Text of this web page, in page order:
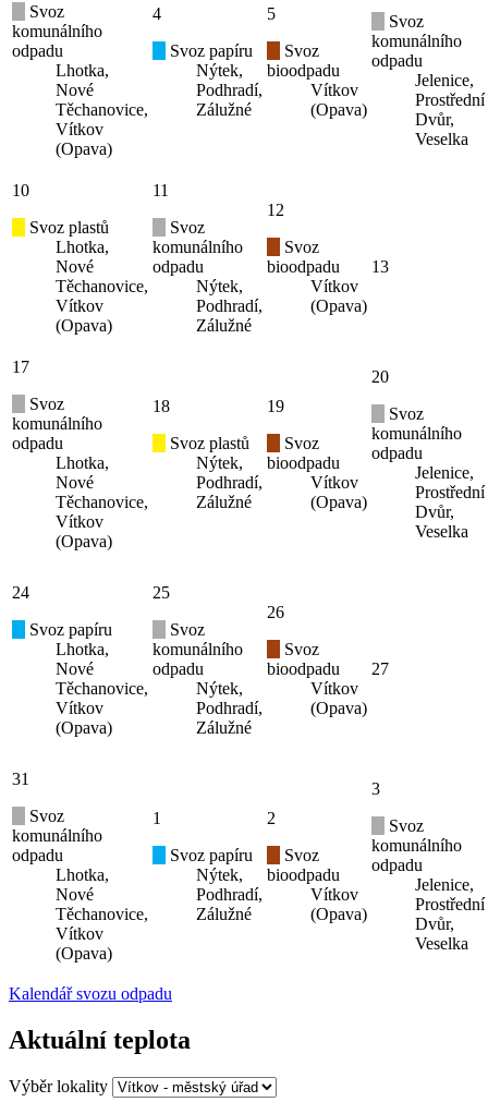
Svoz
komunálního
odpadu
Lhotka,
Nové
Těchanovice,
Vítkov
(Opava)
4
Svoz papíru
Nýtek,
Podhradí,
Zálužné
5
Svoz
bioodpadu
Vítkov
(Opava)
Svoz
komunálního
odpadu
Jelenice,
Prostřední
Dvůr,
Veselka
10
Svoz plastů
Lhotka,
Nové
Těchanovice,
Vítkov
(Opava)
11
Svoz
komunálního
odpadu
Nýtek,
Podhradí,
Zálužné
12
Svoz
bioodpadu
Vítkov
(Opava)
13
17
Svoz
komunálního
odpadu
Lhotka,
Nové
Těchanovice,
Vítkov
(Opava)
18
Svoz plastů
Nýtek,
Podhradí,
Zálužné
19
Svoz
bioodpadu
Vítkov
(Opava)
20
Svoz
komunálního
odpadu
Jelenice,
Prostřední
Dvůr,
Veselka
24
Svoz papíru
Lhotka,
Nové
Těchanovice,
Vítkov
(Opava)
25
Svoz
komunálního
odpadu
Nýtek,
Podhradí,
Zálužné
26
Svoz
bioodpadu
Vítkov
(Opava)
27
31
Svoz
komunálního
odpadu
Lhotka,
Nové
Těchanovice,
Vítkov
(Opava)
1
Svoz papíru
Nýtek,
Podhradí,
Zálužné
2
Svoz
bioodpadu
Vítkov
(Opava)
3
Svoz
komunálního
odpadu
Jelenice,
Prostřední
Dvůr,
Veselka
Kalendář svozu odpadu
Aktuální teplota
Výběr lokality